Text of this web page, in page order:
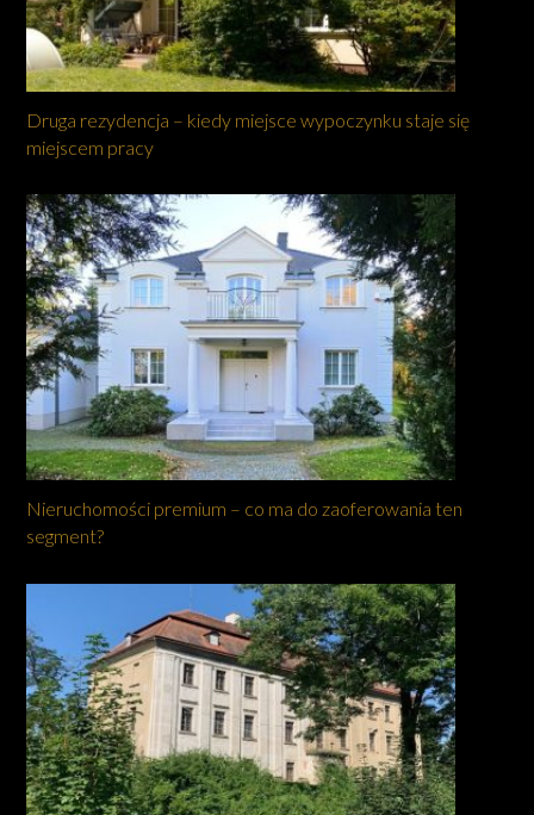
Druga rezydencja – kiedy miejsce wypoczynku staje się
miejscem pracy
Nieruchomości premium – co ma do zaoferowania ten
segment?